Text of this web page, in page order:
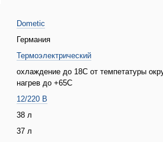
Dometic
Германия
Термоэлектрический
охлаждение до 18С от темпетатуры
нагрев до +65С
12/220 В
38 л
37 л